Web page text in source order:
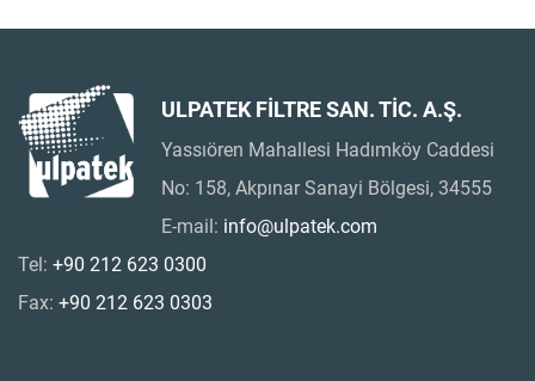
ULPATEK FİLTRE SAN. TİC. A.Ş.
Yassıören Mahallesi Hadımköy Caddesi
No: 158, Akpınar Sanayi Bölgesi, 34555
E-mail: info@ulpatek.com
Tel: +90 212 623 0300
Fax: +90 212 623 0303